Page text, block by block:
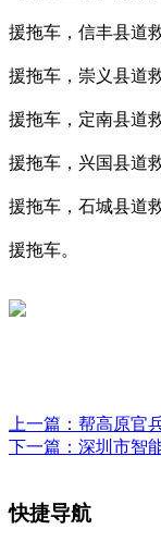
援拖车，信丰县道
援拖车，崇义县道
援拖车，定南县道
援拖车，兴国县道
援拖车，石城县道
援拖车。
上一篇： 帮高原官
下一篇： 深圳市智
快捷导航